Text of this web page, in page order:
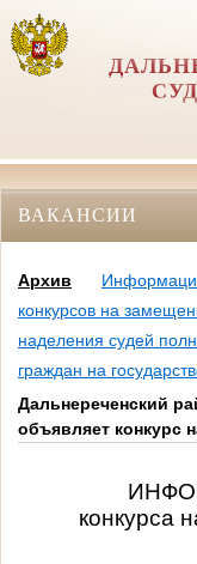
ВАКАНСИИ
Архив
конкурсов на
наделения судей
граждан на
Дальнереченский
объявляет конкурс
конкурса